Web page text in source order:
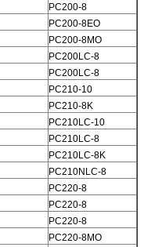
PC200-8
PC200-8EO
PC200-8MO
PC200LC-8
PC200LC-8
PC210-10
PC210-8K
PC210LC-10
PC210LC-8
PC210LC-8K
PC210NLC-8
PC220-8
PC220-8
PC220-8
PC220-8MO